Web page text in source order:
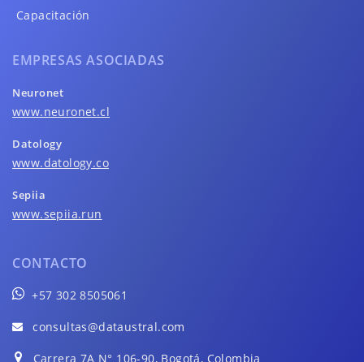
Capacitación
EMPRESAS ASOCIADAS
Neuronet
www.neuronet.cl
Datology
www.datology.co
Sepiia
www.sepiia.run
CONTACTO
+57 302 8505061
consultas@dataustral.com
Carrera 7A N° 106-90, Bogotá, Colombia